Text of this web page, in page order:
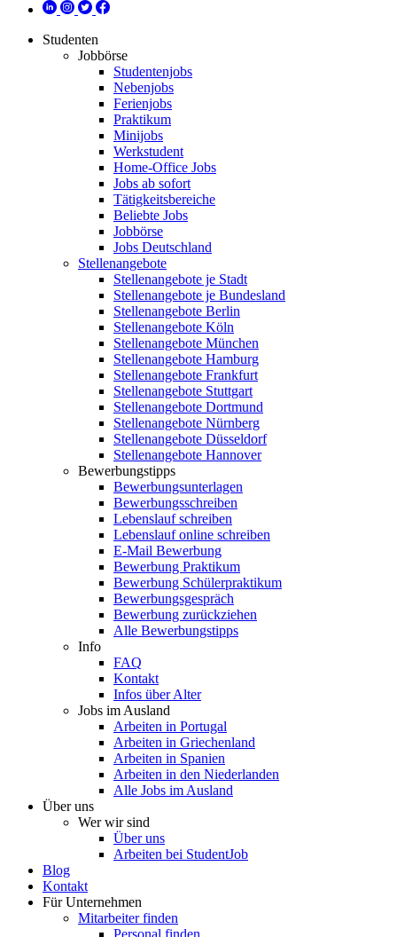
Studenten
Jobbörse
Studentenjobs
Nebenjobs
Ferienjobs
Praktikum
Minijobs
Werkstudent
Home-Office Jobs
Jobs ab sofort
Tätigkeitsbereiche
Beliebte Jobs
Jobbörse
Jobs Deutschland
Stellenangebote
Stellenangebote je Stadt
Stellenangebote je Bundesland
Stellenangebote Berlin
Stellenangebote Köln
Stellenangebote München
Stellenangebote Hamburg
Stellenangebote Frankfurt
Stellenangebote Stuttgart
Stellenangebote Dortmund
Stellenangebote Nürnberg
Stellenangebote Düsseldorf
Stellenangebote Hannover
Bewerbungstipps
Bewerbungsunterlagen
Bewerbungsschreiben
Lebenslauf schreiben
Lebenslauf online schreiben
E-Mail Bewerbung
Bewerbung Praktikum
Bewerbung Schülerpraktikum
Bewerbungsgespräch
Bewerbung zurückziehen
Alle Bewerbungstipps
Info
FAQ
Kontakt
Infos über Alter
Jobs im Ausland
Arbeiten in Portugal
Arbeiten in Griechenland
Arbeiten in Spanien
Arbeiten in den Niederlanden
Alle Jobs im Ausland
Über uns
Wer wir sind
Über uns
Arbeiten bei StudentJob
Blog
Kontakt
Für Unternehmen
Mitarbeiter finden
Personal finden